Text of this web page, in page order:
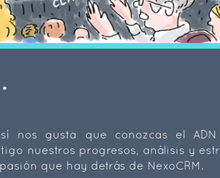
nos gusta que conozcas el
nuestros progresos, análisis y
que hay detrás de NexoCRM.